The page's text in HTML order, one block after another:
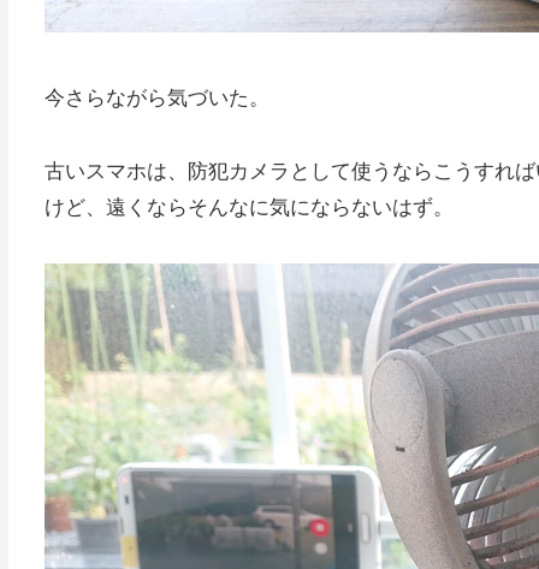
今さらながら気づいた。
古いスマホは、防犯カメラとして使うならこうすれ
けど、遠くならそんなに気にならないはず。